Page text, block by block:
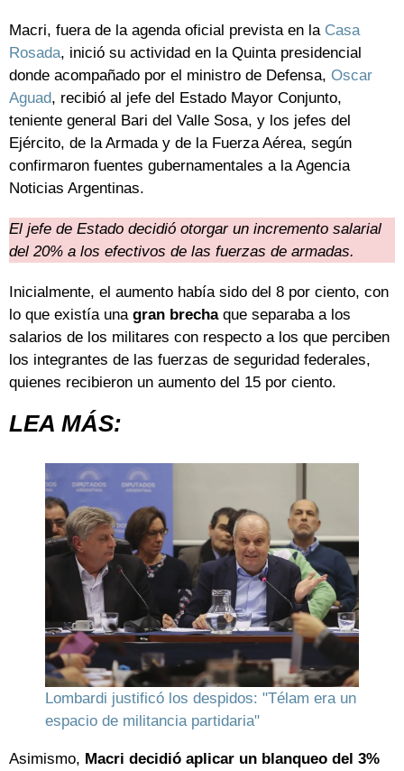
Macri, fuera de la agenda oficial prevista en la Casa
Rosada, inició su actividad en la Quinta presidencial
donde acompañado por el ministro de Defensa, Oscar
Aguad, recibió al jefe del Estado Mayor Conjunto,
teniente general Bari del Valle Sosa, y los jefes del
Ejército, de la Armada y de la Fuerza Aérea, según
confirmaron fuentes gubernamentales a la Agencia
Noticias Argentinas.
El jefe de Estado decidió otorgar un incremento salarial
del 20% a los efectivos de las fuerzas de armadas.
Inicialmente, el aumento había sido del 8 por ciento, con
lo que existía una gran brechaque separaba a los
salarios de los militares con respecto a los que perciben
los integrantes de las fuerzas de seguridad federales,
quienes recibieron un aumento del 15 por ciento.
LEA MÁS:
Lombardi justificó los despidos: "Télam era un
espacio de militancia partidaria"
Asimismo, Macri decidió aplicar un blanqueo del 3%